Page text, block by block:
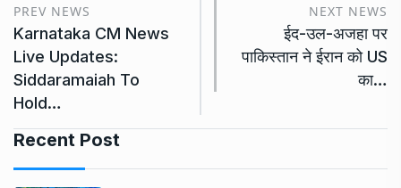
PREV NEWS
Karnataka CM News
Live Updates:
Siddaramaiah To
Hold…
NEXT NEWS
ईद-उल-अजहा पर
पाकिस्तान ने ईरान को US
का…
Recent Post